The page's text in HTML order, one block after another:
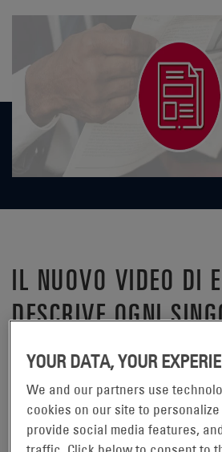
IL NUOVO VIDEO DI
DESCRIVE OGNI
DETTAGLIO DELLA
ODYSSEY
READING,
YOUR DATA, YOUR
We and our partners use
cookies on our site to
provide social media features,